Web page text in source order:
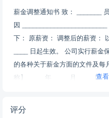
薪金调整通知书 致： _______
因
下： 原薪资： 调整后的薪资：
____ 日起生效。 公司实行薪
的各种关于薪金方面的文件及
称】 ____ 年 ____ 月 ____ 日
查
评分